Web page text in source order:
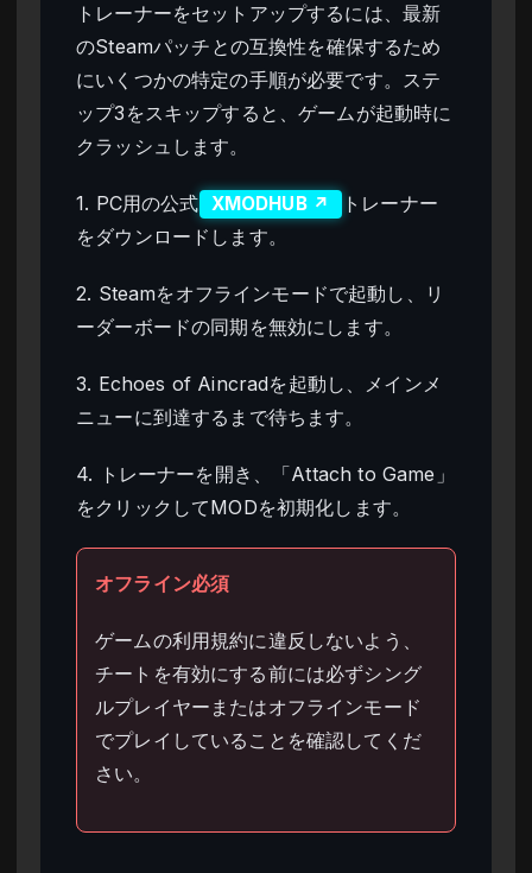
トレーナーをセットアップするには、最新
のSteamパッチとの互換性を確保するため
にいくつかの特定の手順が必要です。ステ
ップ3をスキップすると、ゲームが起動時に
クラッシュします。
1. PC用の公式 XMODHUB ↗
トレーナー
をダウンロードします。
2. Steamをオフラインモードで起動し、リ
ーダーボードの同期を無効にします。
3. Echoes of Aincradを起動し、メインメ
ニューに到達するまで待ちます。
4. トレーナーを開き、「Attach to Game」
をクリックしてMODを初期化します。
オフライン必須
ゲームの利用規約に違反しないよう、
チートを有効にする前には必ずシング
ルプレイヤーまたはオフラインモード
でプレイしていることを確認してくだ
さい。